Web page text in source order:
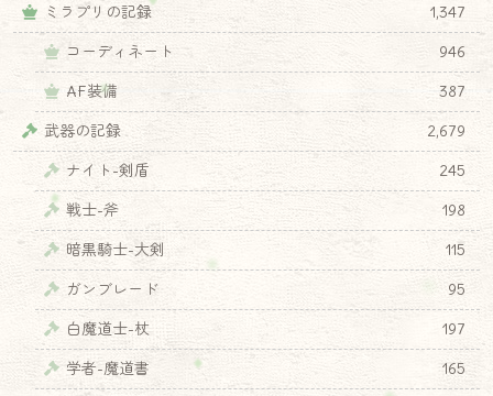
ミラプリの記録
1,347
コーディネート
946
AF装備
387
武器の記録
2,679
ナイト-剣盾
245
戦士-斧
198
暗黒騎士-大剣
115
ガンブレード
95
白魔道士-杖
197
学者-魔道書
165